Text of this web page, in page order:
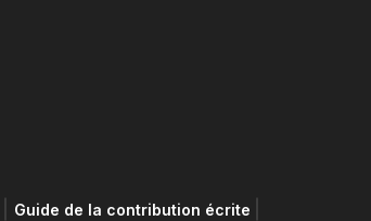
Guide de la contribution écrite